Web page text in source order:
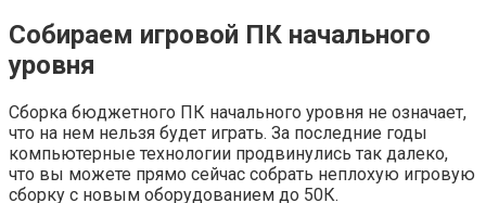
Собираем игровой ПК начального
уровня
Сборка бюджетного ПК начального уровня не означает,
что на нем нельзя будет играть. За последние годы
компьютерные технологии продвинулись так далеко,
что вы можете прямо сейчас собрать неплохую игровую
сборку с новым оборудованием до 50К.